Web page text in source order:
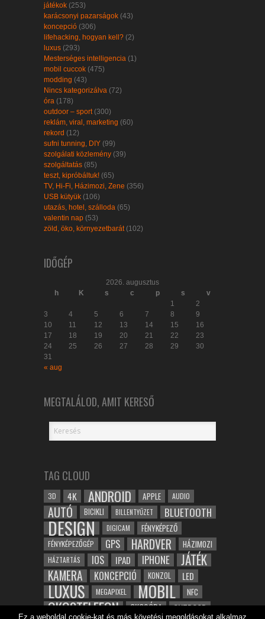
játékok (253)
karácsonyi pazarságok (43)
koncepció (306)
lifehacking, hogyan kell? (2)
luxus (293)
Mesterséges intelligencia (1)
mobil cuccok (475)
modding (43)
Nincs kategorizálva (72)
óra (178)
outdoor – sport (300)
reklám, viral, marketing (60)
rekord (12)
sufni tunning, DIY (99)
szolgálati közlemény (39)
szolgáltatás (85)
teszt, kipróbáltuk! (65)
TV, Hi-Fi, Házimozi, Zene (356)
USB kütyük (106)
utazás, hotel, szálloda (65)
valentin nap (53)
zöld, öko, környezetbarát (102)
IDŐGÉP
2026. augusztus
h
K s c p s
v
1
2
3
4 5 6 7 8
9
10
11 12 13 14 15
16
17
18 19 20 21 22
23
24
25 26 27 28 29
30
31
« aug
MEGTALÁLOD, AMIT KERESŐ
TAG CLOUD
3D 4K ANDROID APPLE AUDIO
AUTÓ BICIKLI BILLENTYŰZET BLUETOOTH
DESIGN DIGICAM FÉNYKÉPEZŐ
FÉNYKÉPEZŐGÉP GPS HARDVER HÁZIMOZI
HÁZTARTÁS IOS IPAD IPHONE JÁTÉK
KAMERA KONCEPCIÓ KONZOL LED
LUXUS MEGAPIXEL MOBIL NFC
OKOSTELEFON OKOSÓRA OUTDOOR
Ez a weboldal cookie-kat és más követési megoldásokat alkalmaz